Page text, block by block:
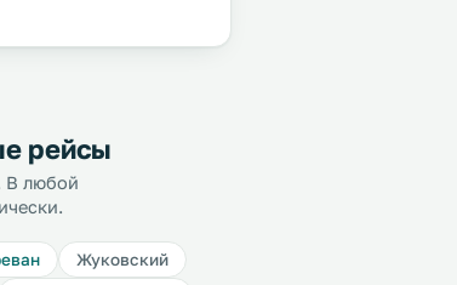
рейсы
В любой
Жуковский